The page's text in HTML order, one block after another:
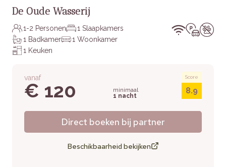
De Oude Wasserij
1-2 Personen
1 Slaapkamers
1 Badkamer
1 Woonkamer
1 Keuken
vanaf
€ 120
minimaal
1 nacht
Score
8.9
Direct boeken bij partner
Beschikbaarheid bekijken